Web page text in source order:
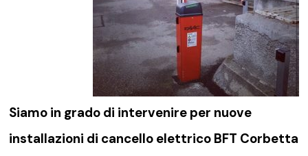
Siamo in grado di intervenire per nuove
installazioni di cancello elettrico BFT Corbetta